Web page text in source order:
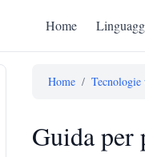
Home
Home / Tecnologie
Guida per